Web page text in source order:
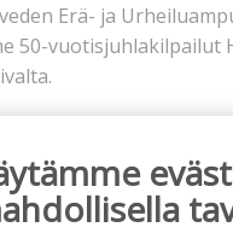
Erä- ja
50-vuotisjuhlakilpailut